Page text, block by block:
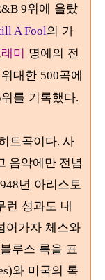
9위에 올랐
A Fool의 가
미 명예의 전
대한 500곡에
위를 기록했다.
트곡이다. 사
음악에만 전념
년 아리스토
런 성과도 내
어가자 체스와
루스 록을 표
와 미국의 록